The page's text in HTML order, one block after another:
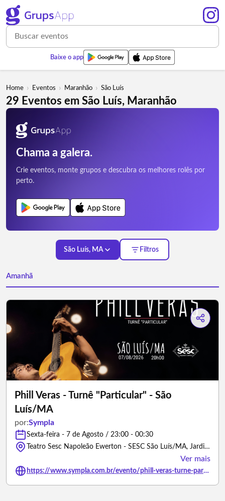
Baixe o app
Home › Eventos › Maranhão › São Luís
29 Eventos em São Luís, Maranhão
Chama a galera.
Crie eventos, monte grupos e descubra os melhores rolês por
perto.
São Luís, MA Filtros
Amanhã
Phill Veras - Turnê "Particular" - São
Luís/MA
por:Sympla
Sexta-feira - 7 de Agosto / 23:00 - 00:30
Teatro Sesc Napoleão Ewerton - SESC São Luís/MA, Jardim Renascença, São Luís - São Luís/Maranhão
Ver mais
https://www.sympla.com.br/evento/phill-veras-turne-particular-sao-luis-ma/3451647